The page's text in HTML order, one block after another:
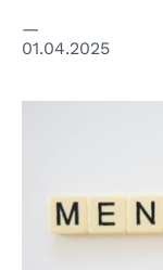
01.04.2025